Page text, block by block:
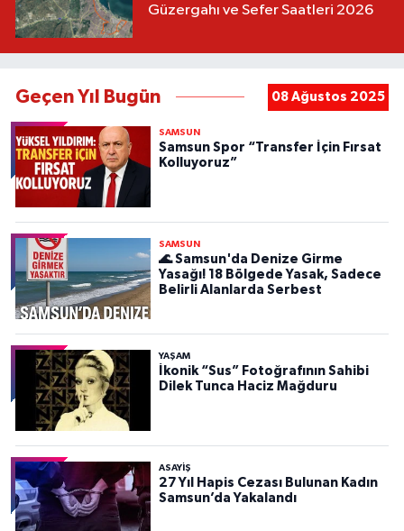
Güzergahı ve Sefer Saatleri 2026
Geçen Yıl Bugün 08 Ağustos 2025
SAMSUN
Samsun Spor “Transfer İçin Fırsat
Kolluyoruz”
SAMSUN
🌊 Samsun'da Denize Girme
Yasağı! 18 Bölgede Yasak, Sadece
Belirli Alanlarda Serbest
YAŞAM
İkonik “Sus” Fotoğrafının Sahibi
Dilek Tunca Haciz Mağduru
ASAYIŞ
27 Yıl Hapis Cezası Bulunan Kadın
Samsun’da Yakalandı